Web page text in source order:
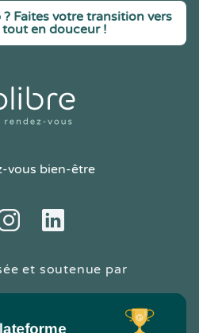
Faites votre transition vers
en douceur !
vous bien-être
LinkedIn
et soutenue par